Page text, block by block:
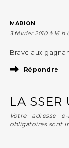
MARION
3 février 2010 à 16 h
Bravo aux
Répondre
LAISSER
Votre adresse
obligatoires sont